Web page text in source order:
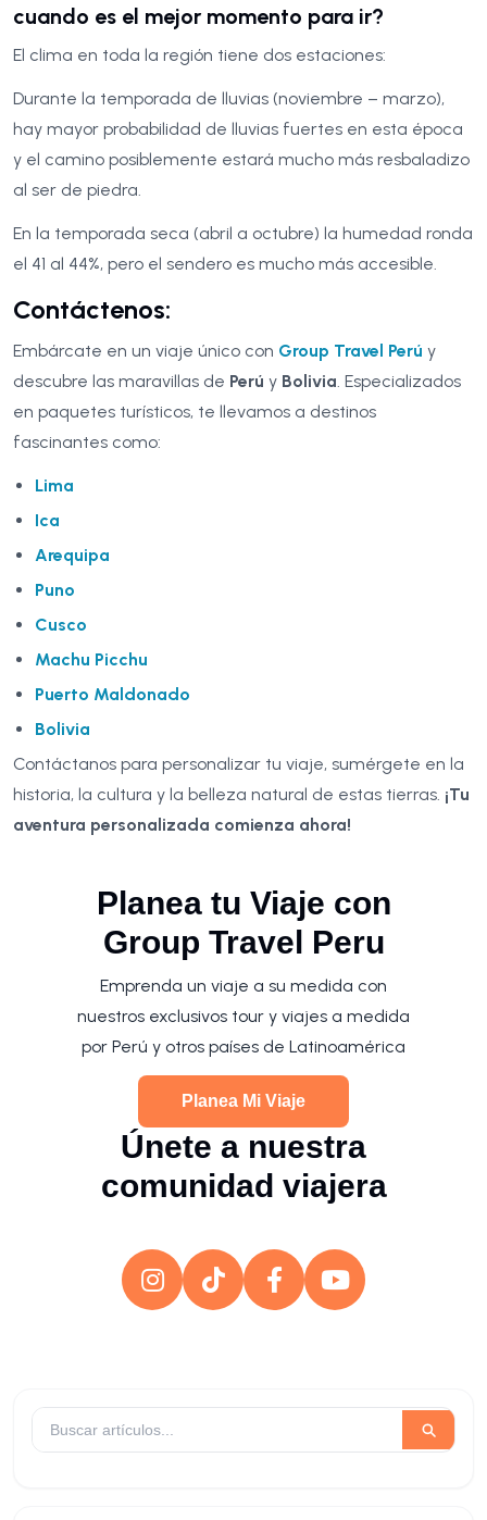
cuando es el mejor momento para ir?
El clima en toda la región tiene dos estaciones:
Durante la temporada de lluvias (noviembre – marzo),
hay mayor probabilidad de lluvias fuertes en esta época
y el camino posiblemente estará mucho más resbaladizo
al ser de piedra.
En la temporada seca (abril a octubre) la humedad ronda
el 41 al 44%, pero el sendero es mucho más accesible.
Contáctenos:
Embárcate en un viaje único con Group Travel Perú y
descubre las maravillas de Perú y Bolivia . Especializados
en paquetes turísticos, te llevamos a destinos
fascinantes como:
Lima
Ica
Arequipa
Puno
Cusco
Machu Picchu
Puerto Maldonado
Bolivia
Contáctanos para personalizar tu viaje, sumérgete en la
historia, la cultura y la belleza natural de estas tierras. ¡Tu
aventura personalizada comienza ahora!
Planea tu Viaje con
Group Travel Peru
Emprenda un viaje a su medida con
nuestros exclusivos tour y viajes a medida
por Perú y otros países de Latinoamérica
Planea Mi Viaje
Únete a nuestra
comunidad viajera